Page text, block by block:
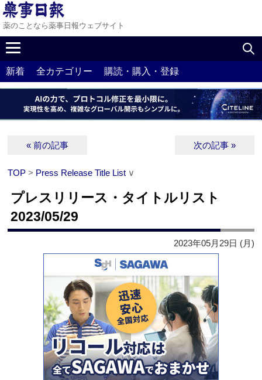
薬のことなら薬事日報ウェブサイト
新着 全カテゴリー 購読・購入・登録
« 前の記事 次の記事 »
TOP > Press Release Title List ∨
プレスリリース・タイトルリスト
2023/05/29
2023年05月29日 (月)